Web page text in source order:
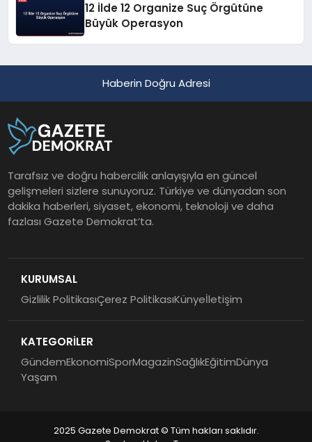
12 İlde 12 Organize Suç Örgütüne
Büyük Operasyon
Haberin Doğru Adresi
Tarafsız ve doğru habercilik anlayışıyla en güncel
gelişmeleri sizlere sunuyoruz. Türkiye ve dünyadan son
dakika haberleri, siyaset, ekonomi, teknoloji ve daha
fazlası Gazete Demokrat’ta.
KURUMSAL
Gizlilik PolitikasıÇerez PolitikasıKünyeİletişim
KATEGORİLER
GündemEkonomiSporMagazinSağlıkEğitimDünya
Yaşam
2025 Gazete Demokrat © Tüm hakları saklıdır.